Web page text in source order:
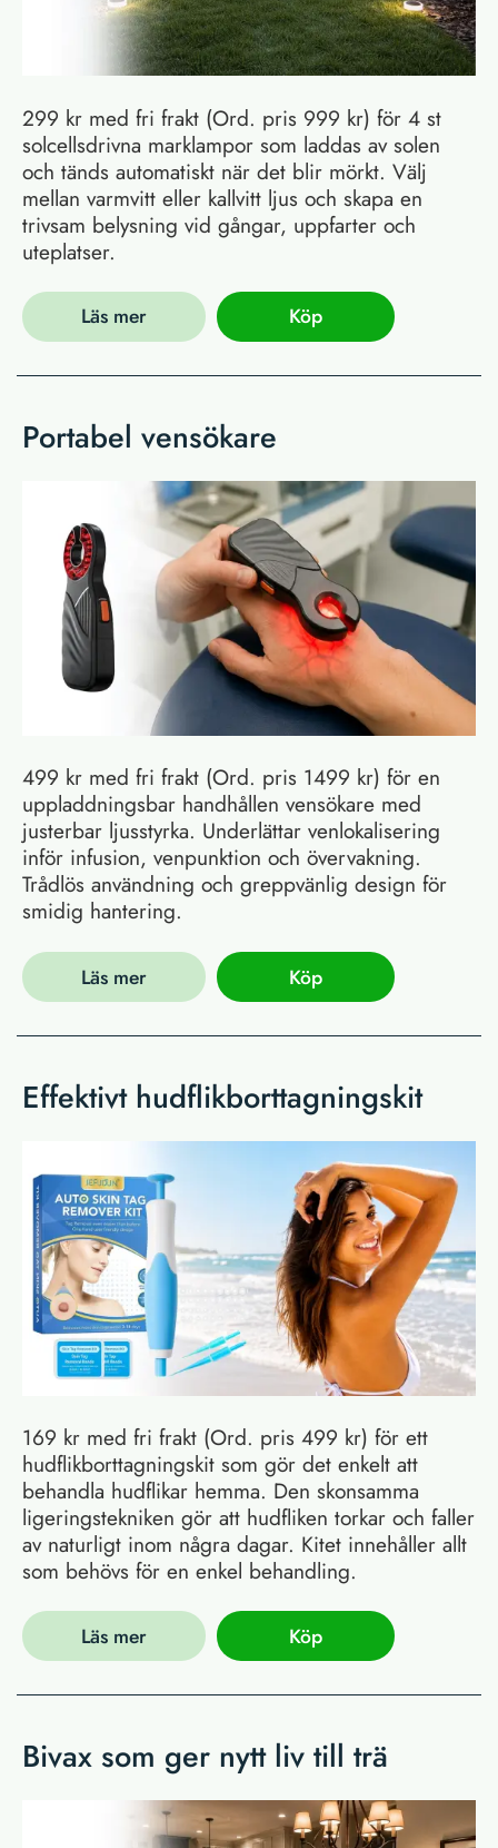
299 kr med fri frakt (Ord. pris 999 kr) för 4 st
solcellsdrivna marklampor som laddas av solen
och tänds automatiskt när det blir mörkt. Välj
mellan varmvitt eller kallvitt ljus och skapa en
trivsam belysning vid gångar, uppfarter och
uteplatser.
Läs mer Köp
Portabel vensökare
499 kr med fri frakt (Ord. pris 1499 kr) för en
uppladdningsbar handhållen vensökare med
justerbar ljusstyrka. Underlättar venlokalisering
inför infusion, venpunktion och övervakning.
Trådlös användning och greppvänlig design för
smidig hantering.
Läs mer Köp
Effektivt hudflikborttagningskit
169 kr med fri frakt (Ord. pris 499 kr) för ett
hudflikborttagningskit som gör det enkelt att
behandla hudflikar hemma. Den skonsamma
ligeringstekniken gör att hudfliken torkar och faller
av naturligt inom några dagar. Kitet innehåller allt
som behövs för en enkel behandling.
Läs mer Köp
Bivax som ger nytt liv till trä